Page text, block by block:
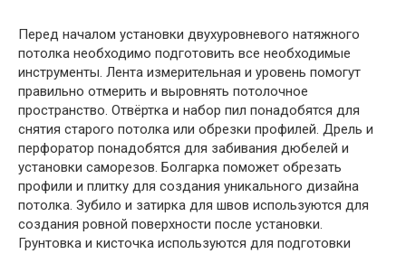
Перед началом установки двухуровневого натяжного
потолка необходимо подготовить все необходимые
инструменты. Лента измерительная и уровень помогут
правильно отмерить и выровнять потолочное
пространство. Отвёртка и набор пил понадобятся для
снятия старого потолка или обрезки профилей. Дрель и
перфоратор понадобятся для забивания дюбелей и
установки саморезов. Болгарка поможет обрезать
профили и плитку для создания уникального дизайна
потолка. Зубило и затирка для швов используются для
создания ровной поверхности после установки.
Грунтовка и кисточка используются для подготовки